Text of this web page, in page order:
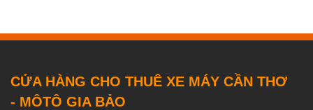
CỬA HÀNG CHO THUÊ XE MÁY CẦN THƠ
- MÔTÔ GIA BẢO